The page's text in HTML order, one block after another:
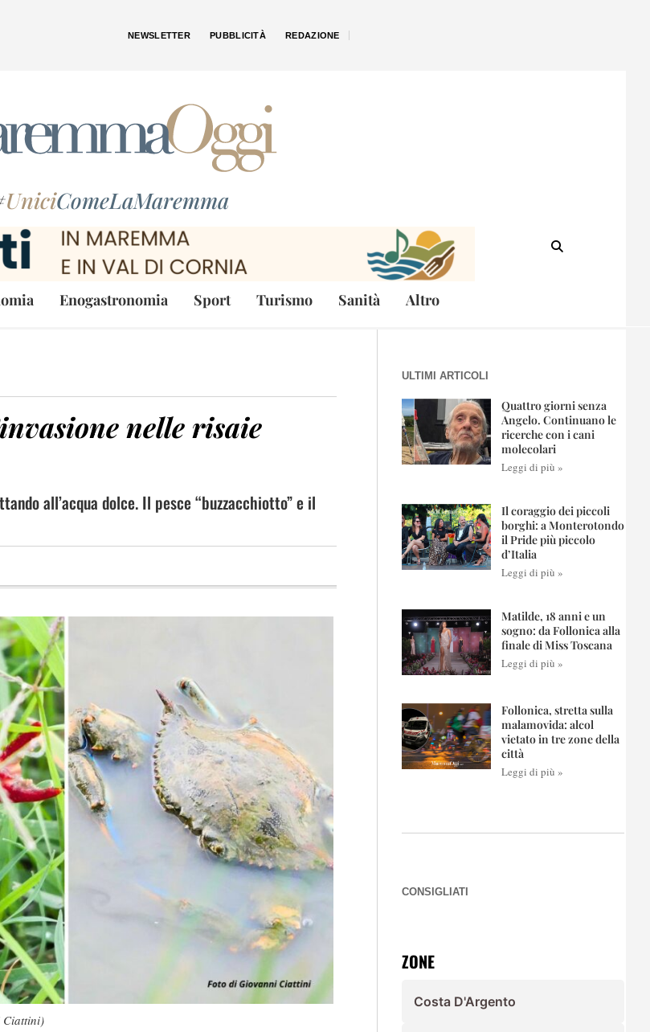
NEWSLETTER PUBBLICITÀ REDAZIONE
UniciComeLaMaremma
Enogastronomia Sport Turismo Sanità Altro
nelle risaie
all’acqua dolce. Il pesce “buzzacchiotto” e il
Ciattini)
ULTIMI ARTICOLI
Quattro giorni senza
Angelo. Continuano le
ricerche con i cani
molecolari
Leggi di più »
Il coraggio dei piccoli
borghi: a Monterotondo
il Pride più piccolo
d’Italia
Leggi di più »
Matilde, 18 anni e un
sogno: da Follonica alla
finale di Miss Toscana
Leggi di più »
Follonica, stretta sulla
malamovida: alcol
vietato in tre zone della
città
Leggi di più »
CONSIGLIATI
ZONE
Costa D'Argento